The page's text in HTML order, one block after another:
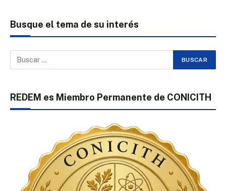
Busque el tema de su interés
REDEM es Miembro Permanente de CONICITH